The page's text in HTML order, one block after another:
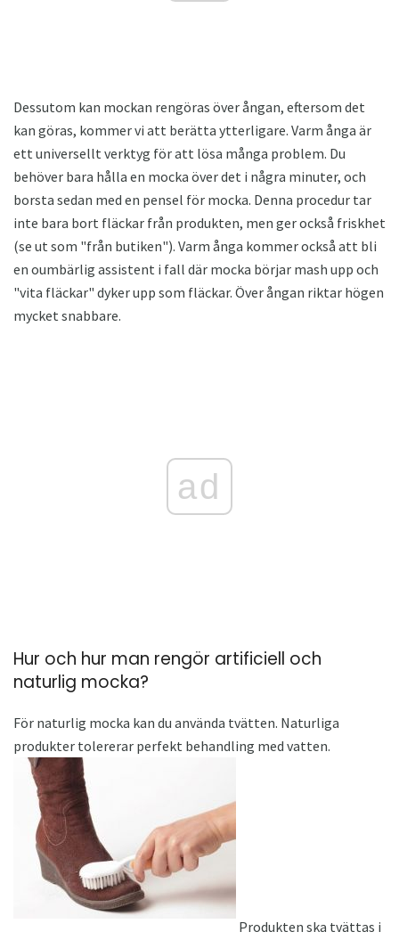
Dessutom kan mockan rengöras över ångan, eftersom det
kan göras, kommer vi att berätta ytterligare. Varm ånga är
ett universellt verktyg för att lösa många problem. Du
behöver bara hålla en mocka över det i några minuter, och
borsta sedan med en pensel för mocka. Denna procedur tar
inte bara bort fläckar från produkten, men ger också friskhet
(se ut som "från butiken"). Varm ånga kommer också att bli
en oumbärlig assistent i fall där mocka börjar mash upp och
"vita fläckar" dyker upp som fläckar. Över ångan riktar högen
mycket snabbare.
ad
Hur och hur man rengör artificiell och
naturlig mocka?
För naturlig mocka kan du använda tvätten. Naturliga
produkter tolererar perfekt behandling med vatten.
Produkten ska tvättas i